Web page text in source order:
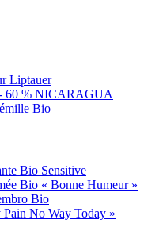
Liptauer
60 % NICARAGUA
Bio
Bio Sensitive
Bio « Bonne Humeur »
Bio
No Way Today »